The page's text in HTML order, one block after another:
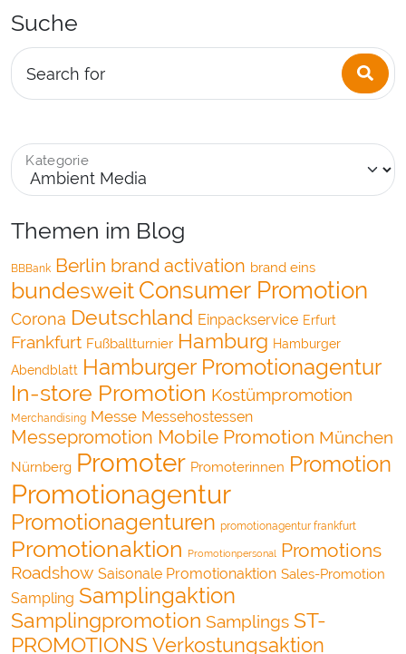
Suche
Search for
Kategorie
Themen im Blog
BBBank Berlin brand activation brand eins
bundesweit Consumer Promotion
Corona Deutschland Einpackservice Erfurt
Frankfurt Fußballturnier Hamburg Hamburger
Abendblatt Hamburger Promotionagentur
In-store Promotion Kostümpromotion
Merchandising Messe Messehostessen
Messepromotion Mobile Promotion München
Nürnberg Promoter Promoterinnen Promotion
Promotionagentur
Promotionagenturen promotionagentur frankfurt
Promotionaktion Promotionpersonal Promotions
Roadshow Saisonale Promotionaktion Sales-Promotion
Sampling Samplingaktion
Samplingpromotion Samplings ST-
PROMOTIONS Verkostungsaktion